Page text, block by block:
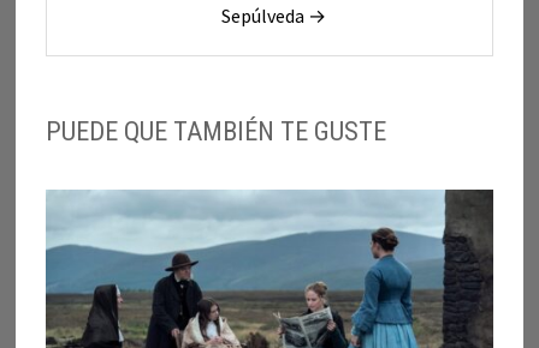
Sepúlveda →
PUEDE QUE TAMBIÉN TE GUSTE